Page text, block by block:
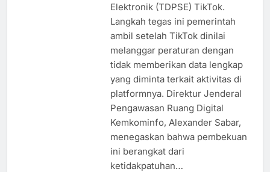
Elektronik (TDPSE) TikTok.
Langkah tegas ini pemerintah
ambil setelah TikTok dinilai
melanggar peraturan dengan
tidak memberikan data lengkap
yang diminta terkait aktivitas di
platformnya. Direktur Jenderal
Pengawasan Ruang Digital
Kemkominfo, Alexander Sabar,
menegaskan bahwa pembekuan
ini berangkat dari
ketidakpatuhan…